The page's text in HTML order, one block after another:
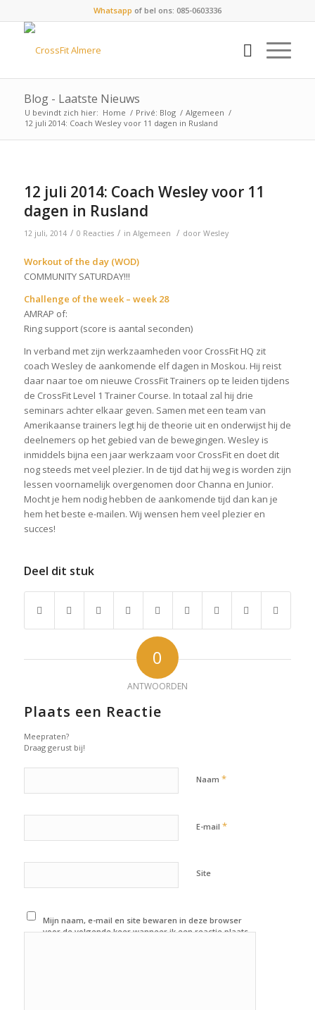
Whatsapp of bel ons: 085-0603336
Blog - Laatste Nieuws
U bevindt zich hier: Home / Privé: Blog / Algemeen /
12 juli 2014: Coach Wesley voor 11 dagen in Rusland
12 juli 2014: Coach Wesley voor 11
dagen in Rusland
12 juli, 2014 / 0 Reacties / in Algemeen / door Wesley
Workout of the day (WOD)
COMMUNITY SATURDAY!!!
Challenge of the week – week 28
AMRAP of:
Ring support (score is aantal seconden)
In verband met zijn werkzaamheden voor CrossFit HQ zit
coach Wesley de aankomende elf dagen in Moskou. Hij reist
daar naar toe om nieuwe CrossFit Trainers op te leiden tijdens
de CrossFit Level 1 Trainer Course. In totaal zal hij drie
seminars achter elkaar geven. Samen met een team van
Amerikaanse trainers legt hij de theorie uit en onderwijst hij de
deelnemers op het gebied van de bewegingen. Wesley is
inmiddels bijna een jaar werkzaam voor CrossFit en doet dit
nog steeds met veel plezier. In de tijd dat hij weg is worden zijn
lessen voornamelijk overgenomen door Channa en Junior.
Mocht je hem nodig hebben de aankomende tijd dan kan je
hem het beste e-mailen. Wij wensen hem veel plezier en
succes!
Deel dit stuk
0
ANTWOORDEN
Plaats een Reactie
Meepraten?
Draag gerust bij!
Naam *
E-mail *
Site
Mijn naam, e-mail en site bewaren in deze browser
voor de volgende keer wanneer ik een reactie plaats.